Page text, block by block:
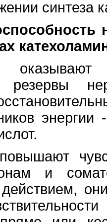
синтеза
резервы
и